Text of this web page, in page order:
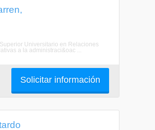
Universitario en Relaciones
a la administraci&oac ...
Solicitar información